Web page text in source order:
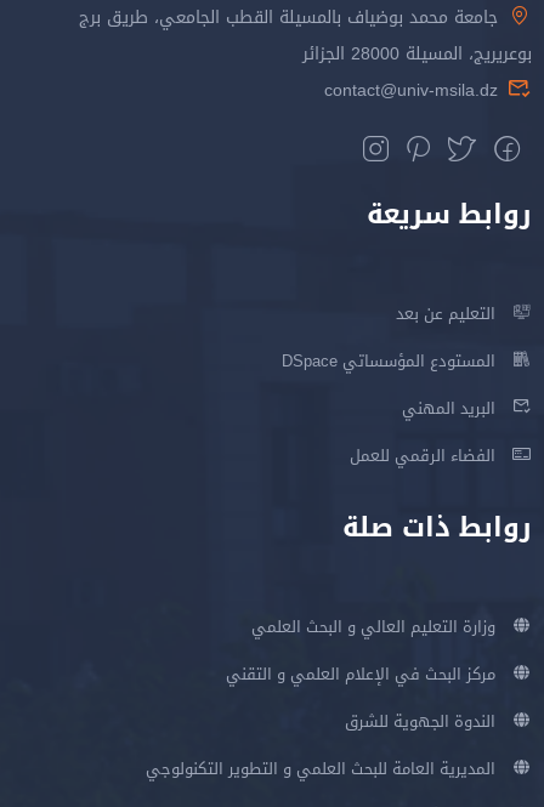
جامعة محمد بوضياف بالمسيلة القطب الجامعي، طريق برج
بوعريريج، المسيلة 28000 الجزائر
contact@univ-msila.dz
روابط سريعة
التعليم عن بعد
المستودع المؤسساتي DSpace
البريد المهني
الفضاء الرقمي للعمل
روابط ذات صلة
وزارة التعليم العالي و البحث العلمي
مركز البحث في الإعلام العلمي و التقني
الندوة الجهوية للشرق
المديرية العامة للبحث العلمي و التطوير التكنولوجي